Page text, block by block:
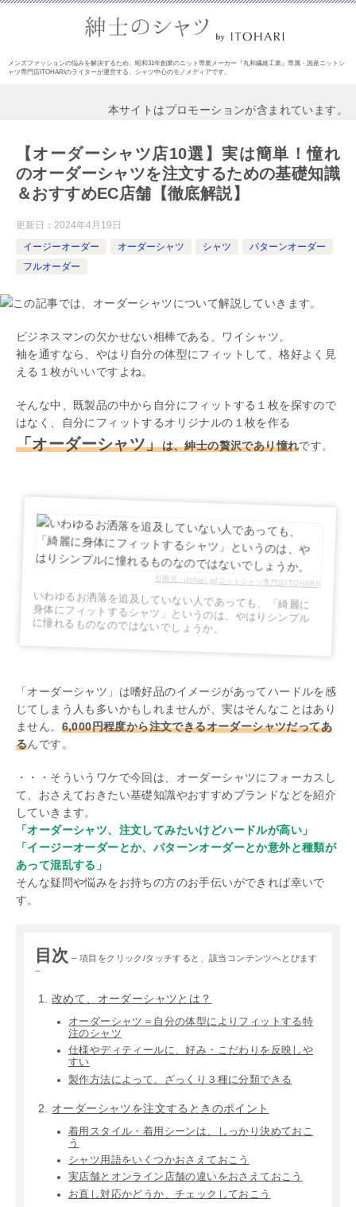
メンズファッションの悩みを解決するため、昭和31年創業のニット専業メーカー『丸和繊維工業』専属・国産ニットシ
ャツ専門店ITOHARIのライターが運営する、シャツ中心のモノメディアです。
本サイトはプロモーションが含まれています。
【オーダーシャツ店10選】実は簡単！憧れ
のオーダーシャツを注文するための基礎知識
＆おすすめEC店舗【徹底解説】
更新日： 2024年4月19日
イージーオーダー
オーダーシャツ シャツ
パターンオーダー
フルオーダー
ビジネスマンの欠かせない相棒である、ワイシャツ。
袖を通すなら、やはり自分の体型にフィットして、格好よく見
える１枚がいいですよね。
そんな中、既製品の中から自分にフィットする１枚を探すので
はなく、自分にフィットするオリジナルの１枚を作る
「オーダーシャツ」は、紳士の贅沢であり憧れです。
引用元：itohari.jp(ニットシャツ専門店ITOHARI)
いわゆるお洒落を追及していない人であっても、「綺麗に
身体にフィットするシャツ」というのは、やはりシンプル
に憧れるものなのではないでしょうか。
「オーダーシャツ」は嗜好品のイメージがあってハードルを感
じてしまう人も多いかもしれませんが、実はそんなことはあり
ません。 6,000円程度から注文できるオーダーシャツだってあ
るんです。
・・・そういうワケで今回は、オーダーシャツにフォーカスし
て、おさえておきたい基礎知識やおすすめブランドなどを紹介
していきます。
「オーダーシャツ、注文してみたいけどハードルが高い」
「イージーオーダーとか、パターンオーダーとか意外と種類が
あって混乱する」
そんな疑問や悩みをお持ちの方のお手伝いができれば幸いで
す。
目次 – 項目をクリック/タッチすると、該当コンテンツへとびます
–
改めて、オーダーシャツとは？
オーダーシャツ＝自分の体型によりフィットする特
注のシャツ
仕様やディティールに、好み・こだわりを反映しや
すい
製作方法によって、ざっくり３種に分類できる
オーダーシャツを注文するときのポイント
着用スタイル・着用シーンは、しっかり決めておこ
う
シャツ用語をいくつかおさえておこう
実店舗とオンライン店舗の違いをおさえておこう
お直し対応かどうか、チェックしておこう